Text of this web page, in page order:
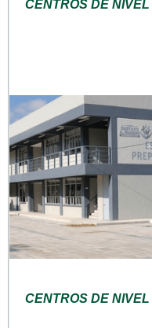
CENTROS DE
CENTROS DE